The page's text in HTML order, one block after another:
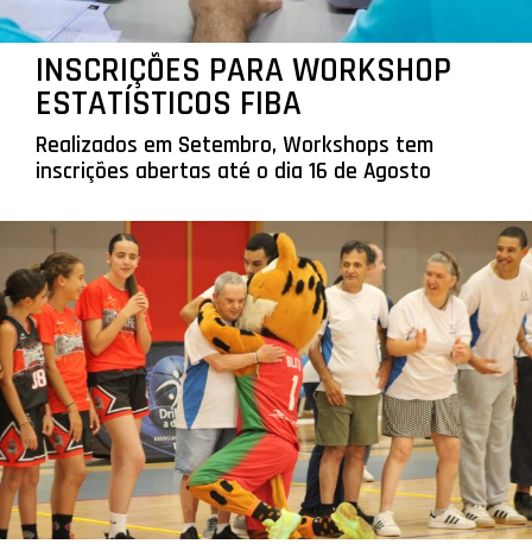
INSCRIÇÕES PARA WORKSHOP
ESTATÍSTICOS FIBA
Realizados em Setembro, Workshops tem
inscrições abertas até o dia 16 de Agosto